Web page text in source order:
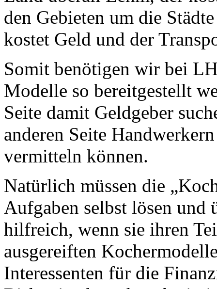
den Gebieten um die
kostet Geld und der
Somit benötigen wir bei
Modelle so bereitgestellt
Seite damit Geldgeber
anderen Seite
vermitteln können.
Natürlich müssen die
Aufgaben selbst lösen und
hilfreich, wenn sie ihren
ausgereiften
Interessenten für die